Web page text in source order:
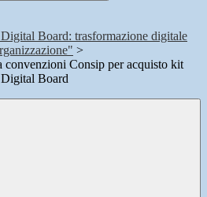
Board: trasformazione digitale
>
convenzioni Consip per acquisto kit
Board